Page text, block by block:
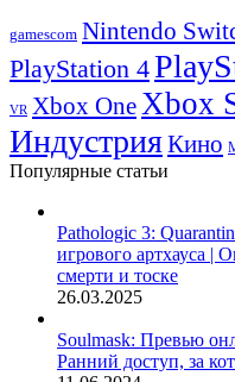
gamescom Nintendo
PlayStation 4
VR Xbox OneXbox
ИндустрияКино
Популярные статьи
Pathologic 3:
игрового артхауса |
смерти и тоске
26.03.2025
Soulmask: Превью
Ранний доступ, за